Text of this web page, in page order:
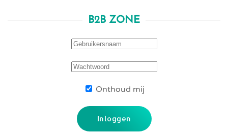
B2B ZONE
Onthoud mij
Inloggen